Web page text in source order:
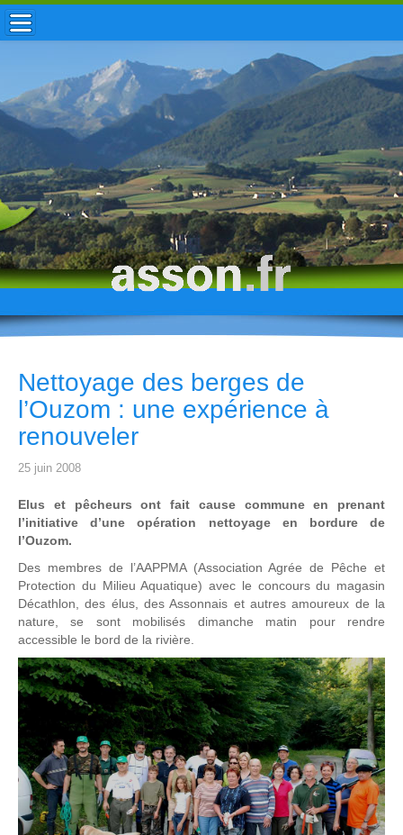
ACCUEIL / INFOS
MUNICIPALITÉ
VIE LOCALE
ENFANCE
TOURISME
HISTOIRE
Nettoyage des berges de
l’Ouzom : une expérience à
renouveler
25 juin 2008
Elus et pêcheurs ont fait cause commune en prenant
l’initiative d’une opération nettoyage en bordure de
l’Ouzom.
Des membres de l’AAPPMA (Association Agrée de Pêche et
Protection du Milieu Aquatique) avec le concours du magasin
Décathlon, des élus, des Assonnais et autres amoureux de la
nature, se sont mobilisés dimanche matin pour rendre
accessible le bord de la rivière.